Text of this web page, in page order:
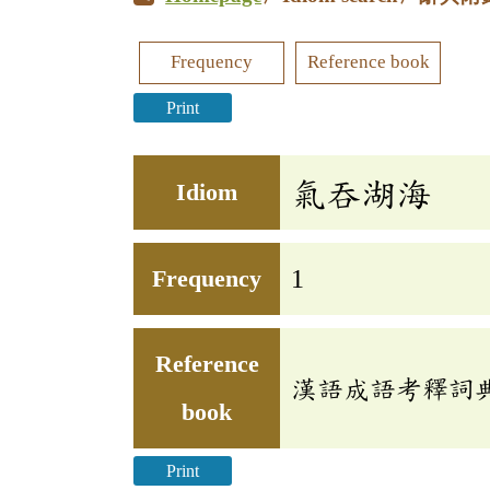
Frequency Reference book
Print
Idiom 氣吞湖海
Frequency 1
Reference
book
漢語成語考釋詞
Print